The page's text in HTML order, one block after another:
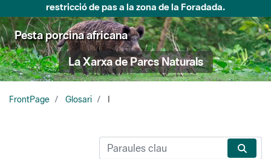
restricció de pas a la zona de la Foradada.
Pesta porcina africana
La Xarxa de Parcs Naturals
FrontPage Glosari